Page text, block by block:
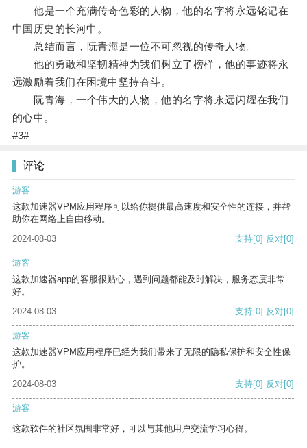
他是一个充满传奇色彩的人物，他的名字将永远铭记在
中国历史的长河中。
总结而言，阮青海是一位不可忽视的传奇人物。
他的勇敢和坚韧精神为我们树立了榜样，他的事迹将永
远激励着我们在困境中坚持奋斗。
阮青海，一个伟大的人物，他的名字将永远闪耀在我们
的心中。
#3#
评论
游客
这款加速器VPM应用程序可以给你提供最高速度和安全性的连接，并帮
助你在网络上自由移动。
2024-08-03
支持[0] 反对[0]
游客
这款加速器app的客服很贴心，遇到问题都能及时解决，服务态度非常
好。
2024-08-03
支持[0] 反对[0]
游客
这款加速器VPM应用程序已经为我们带来了无限的隐私保护和安全性保
护。
2024-08-03
支持[0] 反对[0]
游客
这款软件的社区氛围非常好，可以与其他用户交流学习心得。